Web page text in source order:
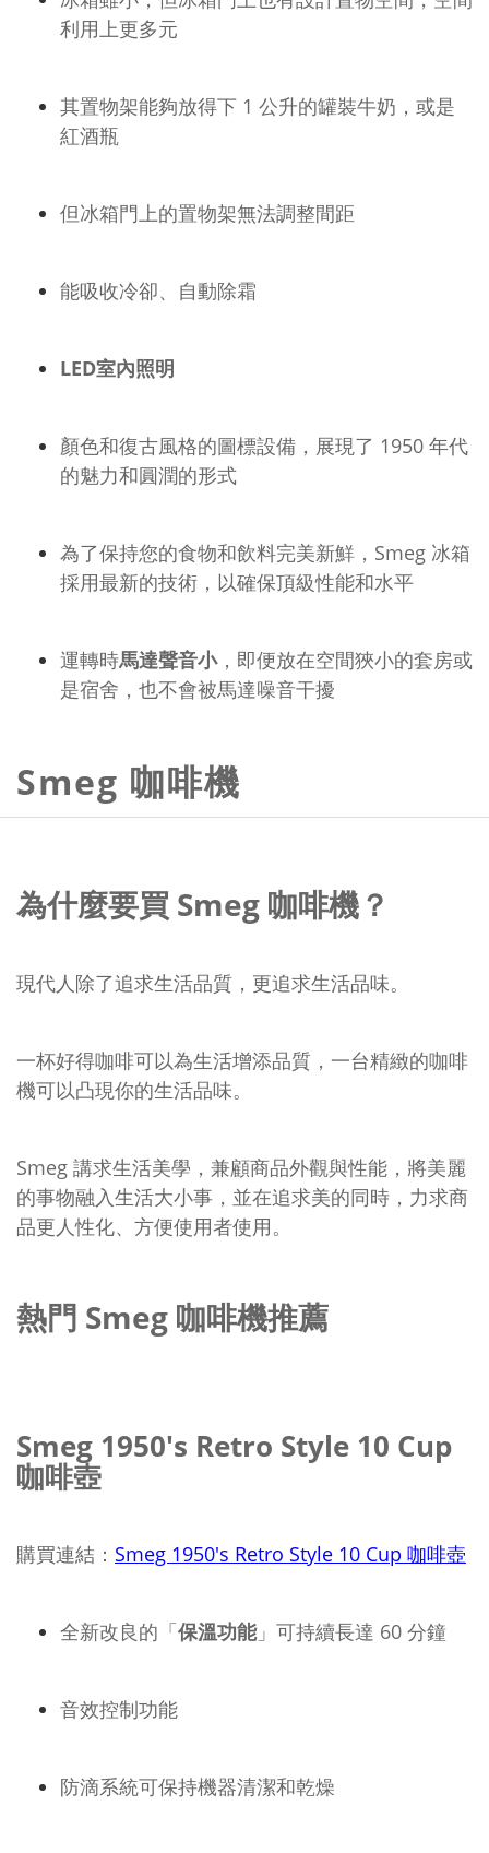
利用上更多元
其置物架能夠放得下 1 公升的罐裝牛奶，或是
紅酒瓶
但冰箱門上的置物架無法調整間距
能吸收冷卻、自動除霜
LED室內照明
顏色和復古風格的圖標設備，展現了 1950 年代
的魅力和圓潤的形式
為了保持您的食物和飲料完美新鮮，Smeg 冰箱
採用最新的技術，以確保頂級性能和水平
運轉時馬達聲音小，即便放在空間狹小的套房或
是宿舍，也不會被馬達噪音干擾
Smeg 咖啡機
為什麼要買 Smeg 咖啡機？
現代人除了追求生活品質，更追求生活品味。
一杯好得咖啡可以為生活增添品質，一台精緻的咖啡
機可以凸現你的生活品味。
Smeg 講求生活美學，兼顧商品外觀與性能，將美麗
的事物融入生活大小事，並在追求美的同時，力求商
品更人性化、方便使用者使用。
熱門 Smeg 咖啡機推薦
Smeg 1950's Retro Style 10 Cup
咖啡壺
購買連結： Smeg 1950's Retro Style 10 Cup 咖啡壺
全新改良的「保溫功能」可持續長達 60 分鐘
音效控制功能
防滴系統可保持機器清潔和乾燥